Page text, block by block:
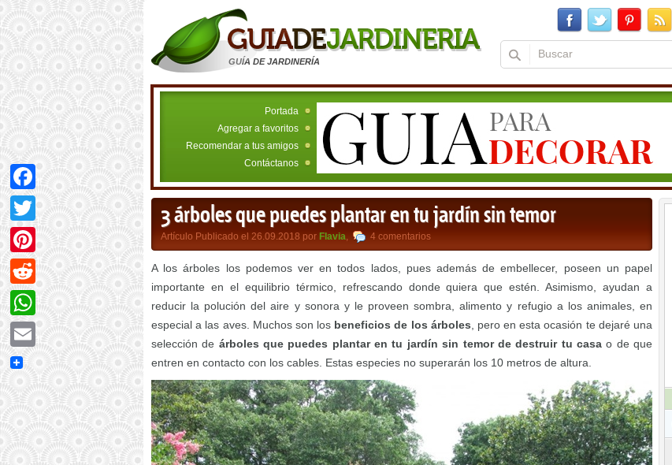
GUÍA DE JARDINERÍA
Portada
Agregar a favoritos
Recomendar a tus amigos
Contáctanos
3 árboles que puedes plantar en tu jardín sin temor
Artículo Publicado el 26.09.2018 por Flavia, 4 comentarios
A los árboles los podemos ver en todos lados, pues además de embellecer, poseen un papel
importante en el equilibrio térmico, refrescando donde quiera que estén. Asimismo, ayudan a
reducir la polución del aire y sonora y le proveen sombra, alimento y refugio a los animales, en
especial a las aves. Muchos son los beneficios de los árboles , pero en esta ocasión te dejaré una
selección de árboles que puedes plantar en tu jardín sin temor de destruir tu casao de que
entren en contacto con los cables. Estas especies no superarán los 10 metros de altura.
Facebook
Twitter
Pinterest
Reddit
WhatsApp
Email